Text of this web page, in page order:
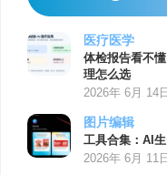
医疗医学
体检报告看不
理怎么选
2026年 6月 14日
图片编辑
工具合集：AI
2026年 6月 11日